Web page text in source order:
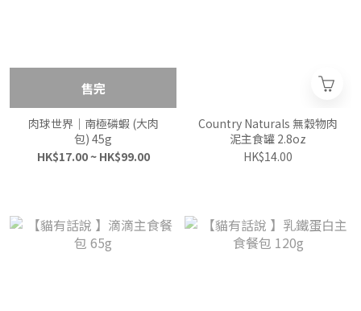
售完
肉球世界｜南極磷蝦 (大肉
包) 45g
HK$17.00 ~ HK$99.00
Country Naturals 無穀物肉
泥主食罐 2.8oz
HK$14.00